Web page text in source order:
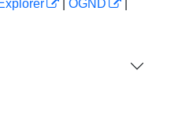
OGND